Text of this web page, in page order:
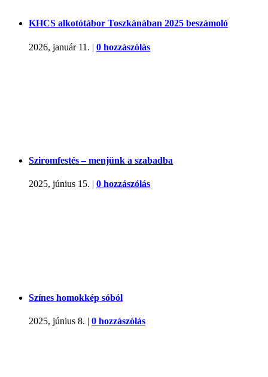
KHCS alkotótábor Toszkánában 2025 beszámoló
2026, január 11. | 0 hozzászólás
Sziromfestés – menjünk a szabadba
2025, június 15. | 0 hozzászólás
Színes homokkép sóból
2025, június 8. | 0 hozzászólás